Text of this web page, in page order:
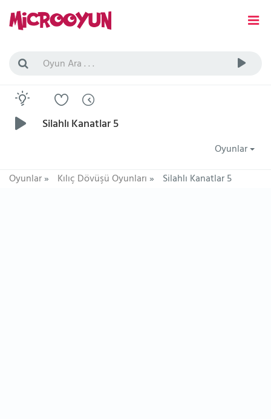
Silahlı Kanatlar 5
Oyunlar
Oyunlar» Kılıç Dövüşü Oyunları» Silahlı Kanatlar 5